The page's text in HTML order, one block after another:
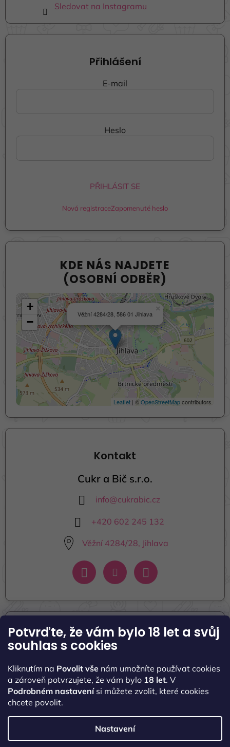
Potvrďte, že vám bylo 18 let a svůj
souhlas s cookies
Kliknutím na Povolit vše nám umožníte používat cookies
a zároveň potvrzujete, že vám bylo 18 let. V
Podrobném nastavenísi můžete zvolit, které cookies
chcete povolit.
Nastavení
Sledovat na Instagramu
Přihlášení
E-mail
Heslo
PŘIHLÁSIT SE
Nová registraceZapomenuté heslo
KDE NÁS NAJDETE
(OSOBNÍ ODBĚR)
Věžní 4284/28, 586 01 Jihlava
×
+
−
Leaflet | ©OpenStreetMapcontributors
Kontakt
Cukr a Bič s.r.o.
info@cukrabic.cz
+420 602 245 132
Věžní 4284/28, Jihlava
Informace pro vás
Naše kontakty
Obchodní podmínky
Podmínky ochrany osobních údajů